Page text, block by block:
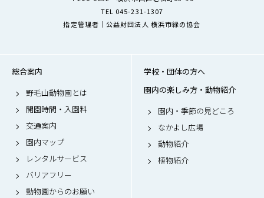
TEL 045-231-1307
指定管理者｜公益財団法人 横浜市緑の協会
総合案内
野毛山動物園とは
開園時間・入園料
交通案内
園内マップ
レンタルサービス
バリアフリー
動物園からのお願い
学校・団体の方へ
園内の楽しみ方・動物紹介
園内・季節の見どころ
なかよし広場
動物紹介
植物紹介